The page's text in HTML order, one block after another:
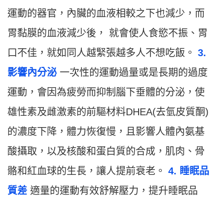
運動的器官，內臟的血液相較之下也減少，而
胃黏膜的血液減少後， 就會使人食慾不振、胃
口不佳，就如同人越緊張越多人不想吃飯。 3.
影響內分泌 一次性的運動過量或是長期的過度
運動，會因為疲勞而抑制腦下垂體的分泌，使
雄性素及雌激素的前驅材料DHEA(去氫皮質酮)
的濃度下降，體力恢復慢，且影響人體內氨基
酸攝取，以及核酸和蛋白質的合成，肌肉、骨
骼和紅血球的生長，讓人提前衰老。 4. 睡眠品
質差 適量的運動有效舒解壓力，提升睡眠品